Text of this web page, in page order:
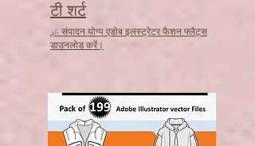
टी शर्ट
46 संपादन योग्य एडोब इलस्ट्रेटर फैशन फ्लैट्स
डाउनलोड करें।